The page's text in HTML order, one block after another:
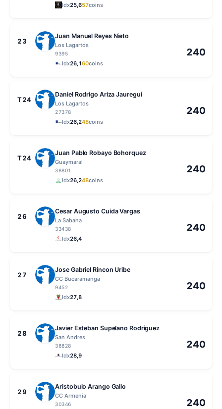
Idx25,657coins
23
Juan Manuel Reyes Nieto
Los Lagartos
9395
Idx26,160coins
240
T24
Daniel Rodrigo Ariza Jauregui
Los Lagartos
27378
Idx26,248coins
240
T24
Juan Pablo Robayo Bohorquez
Guaymaral
38801
Idx26,248coins
240
26
Cesar Augusto Cuida Vargas
La Sabana
33438
Idx26,4
240
27
Jose Gabriel Rincon Uribe
CC Bucaramanga
9452
Idx27,8
240
28
Javier Esteban Supelano Rodriguez
San Andres
38828
Idx28,9
240
29
Aristobulo Arango Gallo
CC Armenia
30346 240